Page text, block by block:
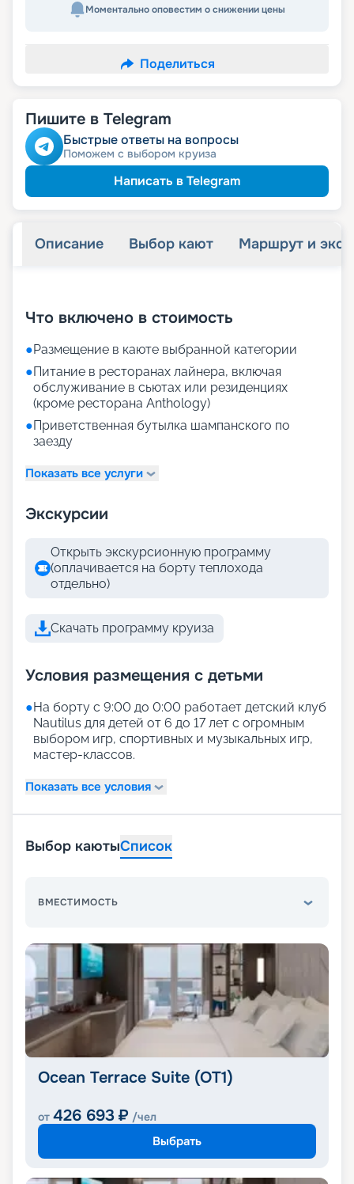
Моментально оповестим о снижении цены
Поделиться
Пишите в Telegram
Быстрые ответы на вопросы
Поможем с выбором круиза
Написать в Telegram
Описание Выбор кают Маршрут и
Что включено в стоимость
●Размещение в каюте выбранной категории
●Питание в ресторанах лайнера, включая
обслуживание в сьютах или резиденциях
(кроме ресторана Anthology)
●Приветственная бутылка шампанского по
заезду
Показать все услуги
Экскурсии
Открыть экскурсионную программу
(оплачивается на борту теплохода
отдельно)
Скачать программу круиза
Условия размещения с детьми
●На борту с 9:00 до 0:00 работает детский клуб
Nautilus для детей от 6 до 17 лет с огромным
выбором игр, спортивных и музыкальных игр,
мастер-классов.
Показать все условия
Выбор каютыСписок
ВМЕСТИМОСТЬ
Ocean Terrace Suite (OT1)
от 426 693 ₽ /чел
Выбрать